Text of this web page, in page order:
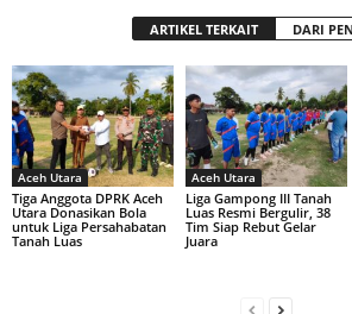
ARTIKEL TERKAIT DARI
Aceh Utara
Tiga Anggota DPRK Aceh
Utara Donasikan Bola
untuk Liga Persahabatan
Tanah Luas
Aceh Utara
Liga Gampong III Tanah
Luas Resmi Bergulir, 38
Tim Siap Rebut Gelar
Juara